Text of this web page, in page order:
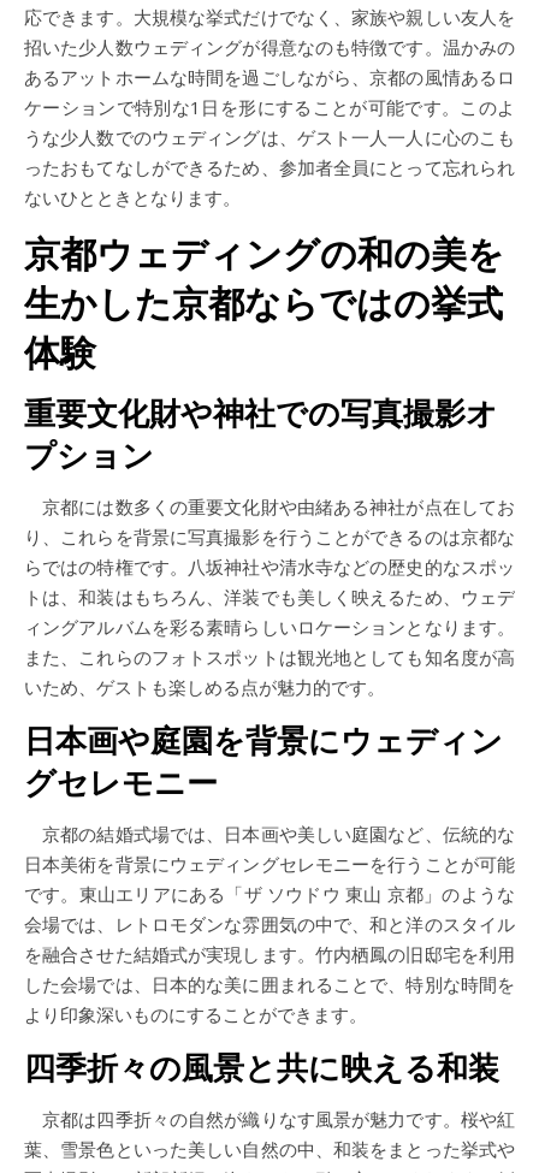
応できます。大規模な挙式だけでなく、家族や親しい友人を
招いた少人数ウェディングが得意なのも特徴です。温かみの
あるアットホームな時間を過ごしながら、京都の風情あるロ
ケーションで特別な1日を形にすることが可能です。このよ
うな少人数でのウェディングは、ゲスト一人一人に心のこも
ったおもてなしができるため、参加者全員にとって忘れられ
ないひとときとなります。
京都ウェディングの和の美を
生かした京都ならではの挙式
体験
重要文化財や神社での写真撮影オ
プション
京都には数多くの重要文化財や由緒ある神社が点在してお
り、これらを背景に写真撮影を行うことができるのは京都な
らではの特権です。八坂神社や清水寺などの歴史的なスポッ
トは、和装はもちろん、洋装でも美しく映えるため、ウェデ
ィングアルバムを彩る素晴らしいロケーションとなります。
また、これらのフォトスポットは観光地としても知名度が高
いため、ゲストも楽しめる点が魅力的です。
日本画や庭園を背景にウェディン
グセレモニー
京都の結婚式場では、日本画や美しい庭園など、伝統的な
日本美術を背景にウェディングセレモニーを行うことが可能
です。東山エリアにある「ザ ソウドウ 東山 京都」のような
会場では、レトロモダンな雰囲気の中で、和と洋のスタイル
を融合させた結婚式が実現します。竹内栖鳳の旧邸宅を利用
した会場では、日本的な美に囲まれることで、特別な時間を
より印象深いものにすることができます。
四季折々の風景と共に映える和装
京都は四季折々の自然が織りなす風景が魅力です。桜や紅
葉、雪景色といった美しい自然の中、和装をまとった挙式や